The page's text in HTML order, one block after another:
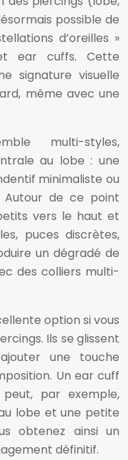
possible de
d’oreilles »
ear cuffs. Cette
signature visuelle
même avec une
multi-styles,
au lobe : une
minimaliste ou
Autour de ce point
vers le haut et
puces discrètes,
un dégradé de
des colliers multi-
option si vous
Ils se glissent
une touche
Un ear cuff
par exemple,
lobe et une petite
obtenez ainsi un
définitif.